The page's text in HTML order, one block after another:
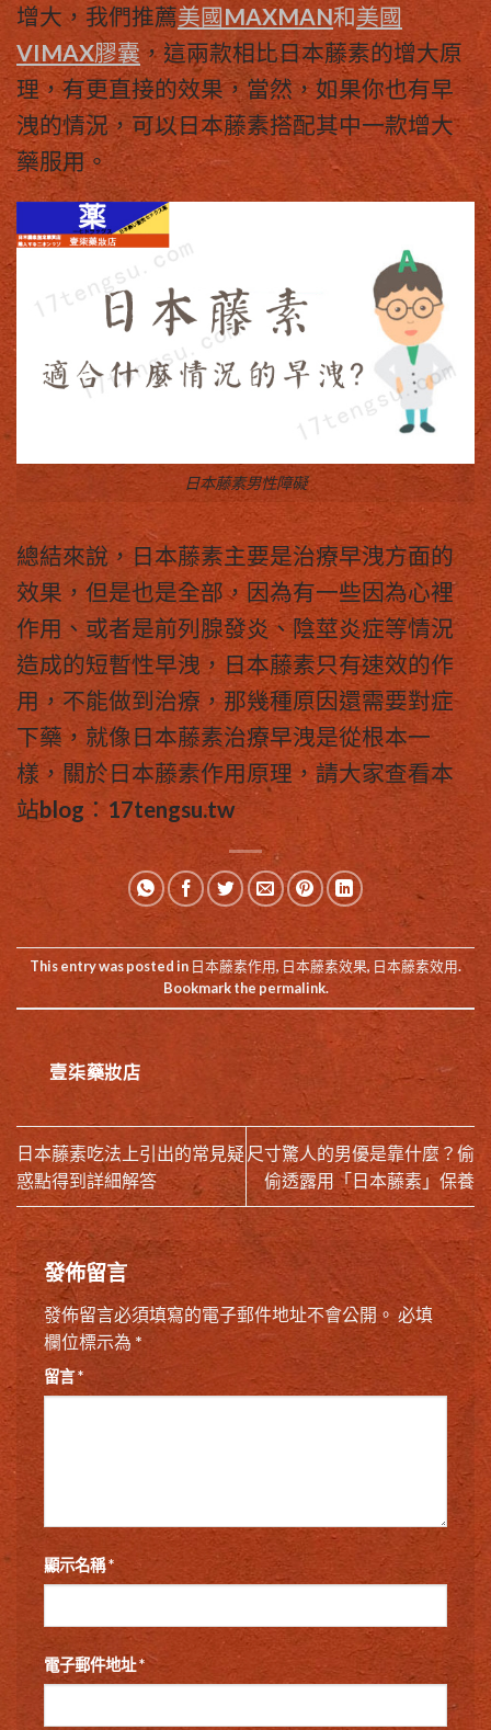
增大，我們推薦美國MAXMAN和美國
VIMAX膠囊，這兩款相比日本藤素的增大原
理，有更直接的效果，當然，如果你也有早
洩的情況，可以日本藤素搭配其中一款增大
藥服用。
日本藤素男性障礙
總結來說， 日本藤素主要是治療早洩方面的
效果，但是也是全部，因為有一些因為心裡
作用、或者是前列腺發炎、陰莖炎症等情況
造成的短暫性早洩， 日本藤素只有速效的作
用，不能做到治療，那幾種原因還需要對症
下藥，就像 日本藤素治療早洩是從根本一
樣，關於日本藤素作用原理，請大家查看本
站blog：17tengsu.tw
This entry was posted in 日本藤素作用, 日本藤素效果, 日本藤素效用.
Bookmark the permalink.
壹柒藥妝店
日本藤素吃法上引出的常見疑
惑點得到詳細解答
尺寸驚人的男優是靠什麼？偷
偷透露用「日本藤素」保養
發佈留言
發佈留言必須填寫的電子郵件地址不會公開。 必填
欄位標示為 *
留言*
顯示名稱*
電子郵件地址*